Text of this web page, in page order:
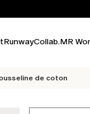
MAINTENANT
RunwayCollab.MR
de coton